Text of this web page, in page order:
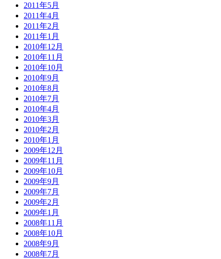
2011年5月
2011年4月
2011年2月
2011年1月
2010年12月
2010年11月
2010年10月
2010年9月
2010年8月
2010年7月
2010年4月
2010年3月
2010年2月
2010年1月
2009年12月
2009年11月
2009年10月
2009年9月
2009年7月
2009年2月
2009年1月
2008年11月
2008年10月
2008年9月
2008年7月